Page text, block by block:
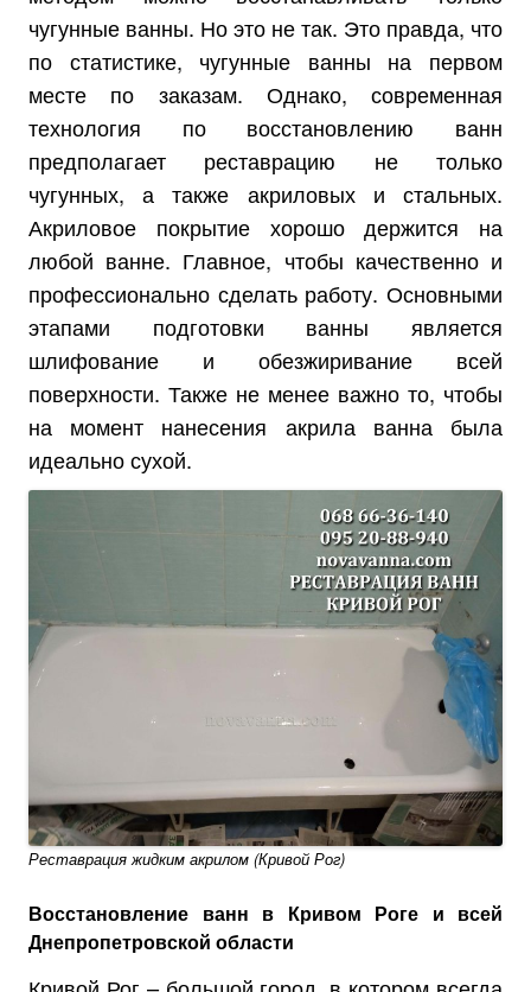
чугунные ванны. Но это не так. Это правда, что
по статистике, чугунные ванны на первом
месте по заказам. Однако, современная
технология по восстановлению ванн
предполагает реставрацию не только
чугунных, а также акриловых и стальных.
Акриловое покрытие хорошо держится на
любой ванне. Главное, чтобы качественно и
профессионально сделать работу. Основными
этапами подготовки ванны является
шлифование и обезжиривание всей
поверхности. Также не менее важно то, чтобы
на момент нанесения акрила ванна была
идеально сухой.
Реставрация жидким акрилом (Кривой Рог)
Восстановление ванн в Кривом Роге и всей
Днепропетровской области